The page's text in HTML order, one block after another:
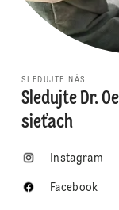
SLEDUJTE NÁS
Sledujte Dr.
sieťach
Instagram
Facebook